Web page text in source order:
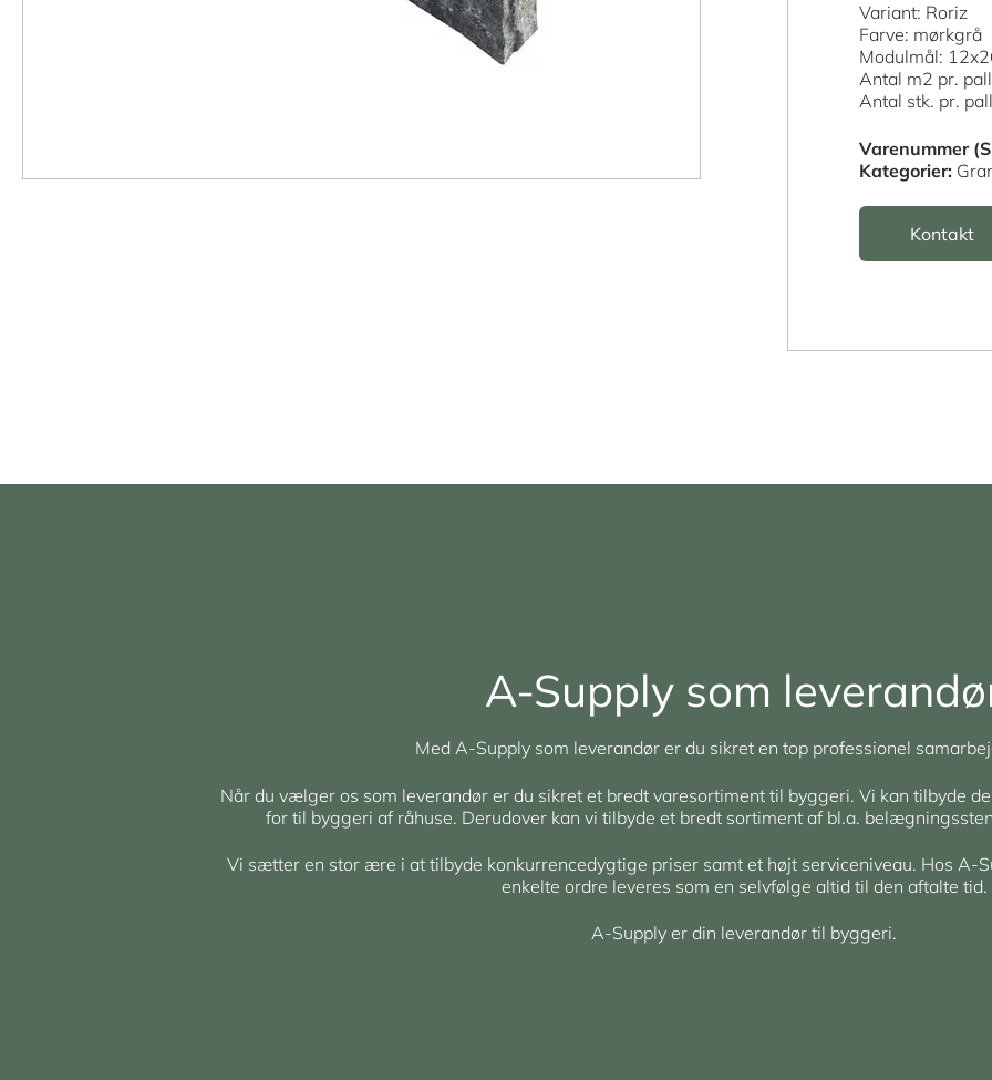
Variant: Roriz
Farve: mørkgrå
Modulmål:
Antal m2 pr.
Antal stk. pr.
Varenummer
Kategorier:
Kontakt
A-Supply som
Med A-Supply som leverandør er du sikret en top professionel
Når du vælger os som leverandør er du sikret et bredt varesortiment til byggeri. Vi kan tilbyde
for til byggeri af råhuse. Derudover kan vi tilbyde et bredt sortiment af bl.a.
Vi sætter en stor ære i at tilbyde konkurrencedygtige priser samt et højt serviceniveau. Hos A-
enkelte ordre leveres som en selvfølge altid til den aftalte tid.
A-Supply er din leverandør til byggeri.